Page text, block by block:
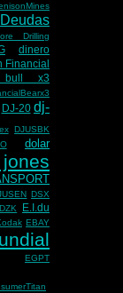
Deudas
Drilling
dinero
Financial
bull x3
DJ-20 dj-
DJUSBK
dolar
DSX
DZK
E.I.du
EBAY
EGPT